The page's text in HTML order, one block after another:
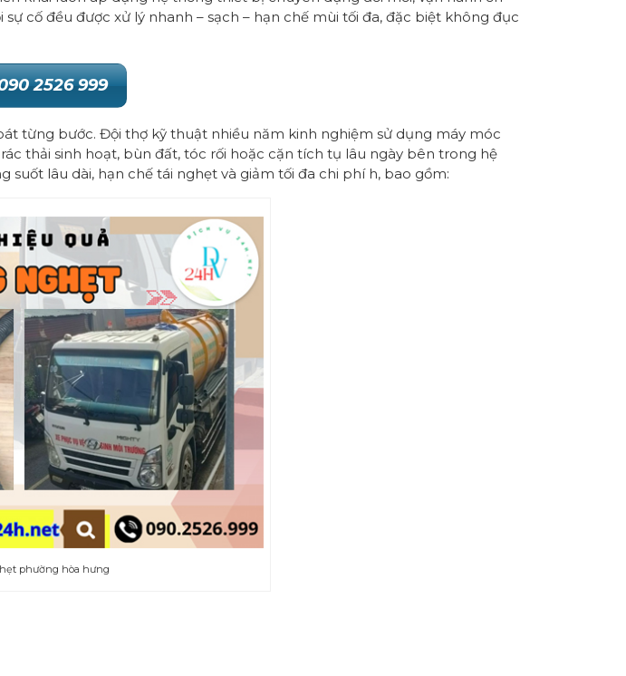
cố đều được xử lý nhanh – sạch – hạn chế mùi tối đa, đặc biệt không đục
2526 999
từng bước. Đội thợ kỹ thuật nhiều năm kinh nghiệm sử dụng máy móc
thải sinh hoạt, bùn đất, tóc rối hoặc cặn tích tụ lâu ngày bên trong hệ
lâu dài, hạn chế tái nghẹt và giảm tối đa chi phí h, bao gồm:
phường hòa hưng